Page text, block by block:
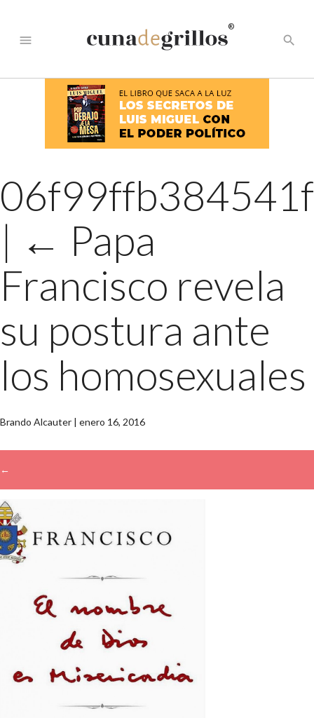
menu
®
search
| ← Papa
Francisco revela
su postura ante
los homosexuales
Brando Alcauter | enero 16, 2016
←
→